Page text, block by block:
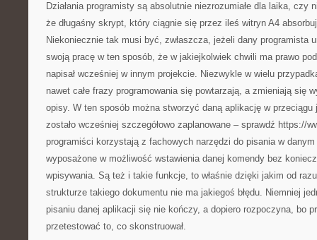
Działania programisty są absolutnie niezrozumiałe dla laika, czy
że długaśny skrypt, który ciągnie się przez ileś witryn A4
Niekoniecznie tak musi być, zwłaszcza, jeżeli dany programista
swoją pracę w ten sposób, że w jakiejkolwiek chwili ma prawo
napisał wcześniej w innym projekcie. Niezwykle w wielu
nawet całe frazy programowania się powtarzają, a zmieniają się
opisy. W ten sposób można stworzyć daną aplikację w
zostało wcześniej szczegółowo zaplanowane – sprawdź https://
programiści korzystają z fachowych narzędzi do pisania w
wyposażone w możliwość wstawienia danej komendy bez
wpisywania. Są też i takie funkcje, to właśnie dzięki jakim od
strukturze takiego dokumentu nie ma jakiegoś błędu. Niemniej
pisaniu danej aplikacji się nie kończy, a dopiero rozpoczyna, bo
przetestować to, co skonstruował.